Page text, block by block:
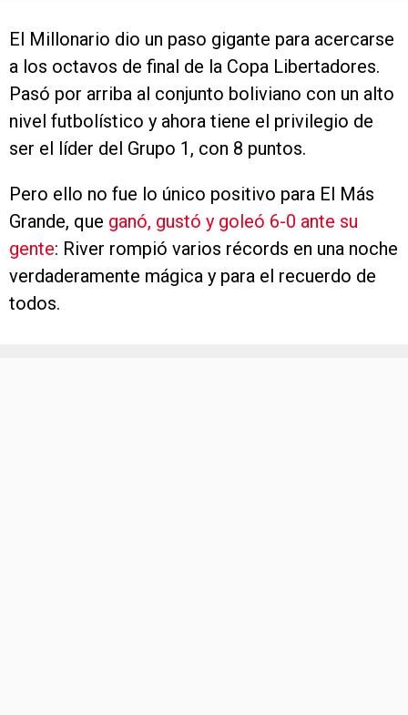
El Millonario dio un paso gigante para acercarse
a los octavos de final de la Copa Libertadores.
Pasó por arriba al conjunto boliviano con un alto
nivel futbolístico y ahora tiene el privilegio de
ser el líder del Grupo 1, con 8 puntos.
Pero ello no fue lo único positivo para El Más
Grande, que ganó, gustó y goleó 6-0 ante su
gente: River rompió varios récords en una noche
verdaderamente mágica y para el recuerdo de
todos.